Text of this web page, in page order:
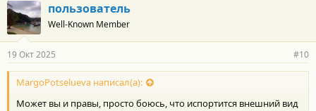
пользователь
Well-Known Member
19 Окт 2025 #10
MargoPotselueva написал(а):
Может вы и правы, просто боюсь, что испортится внешний вид